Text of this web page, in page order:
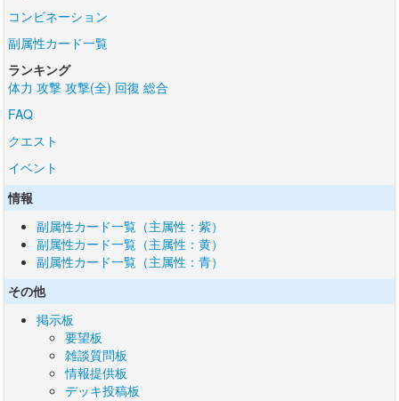
コンビネーション
副属性カード一覧
ランキング
体力 攻撃 攻撃(全) 回復 総合
FAQ
クエスト
イベント
情報
副属性カード一覧（主属性：紫）
副属性カード一覧（主属性：黄）
副属性カード一覧（主属性：青）
その他
掲示板
要望板
雑談質問板
情報提供板
デッキ投稿板